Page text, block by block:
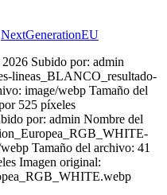
NextGenerationEU